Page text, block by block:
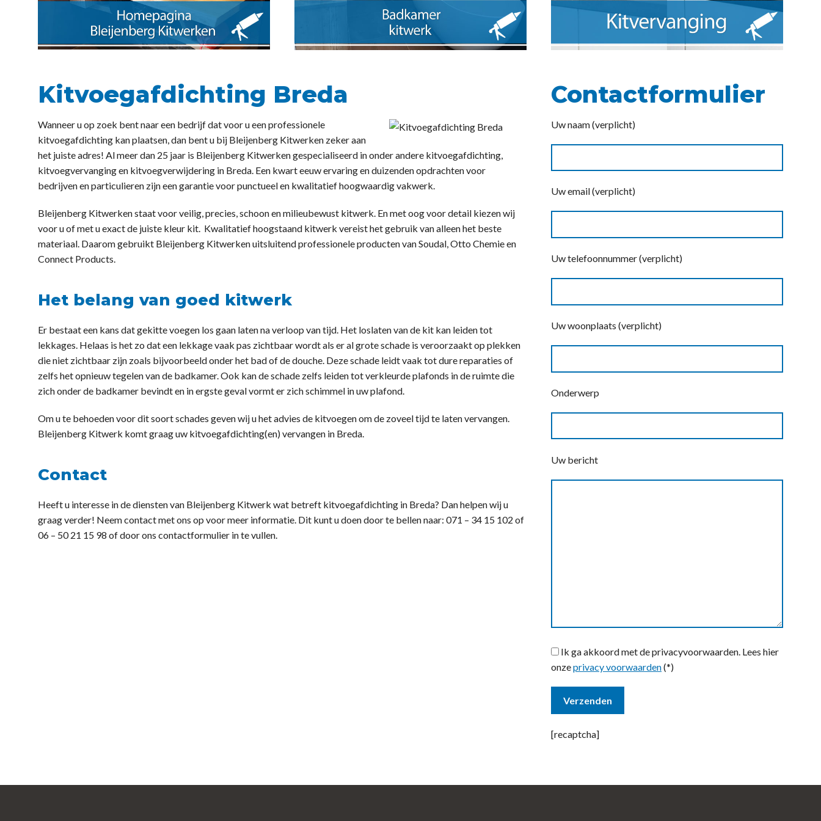
Kitvoegafdichting Breda
Wanneer u op zoek bent naar een bedrijf dat voor u een professionele
kitvoegafdichting kan plaatsen, dan bent u bij Bleijenberg Kitwerken zeker aan
het juiste adres! Al meer dan 25 jaar is Bleijenberg Kitwerken gespecialiseerd in onder andere kitvoegafdichting,
kitvoegvervanging en kitvoegverwijdering in Breda. Een kwart eeuw ervaring en duizenden opdrachten voor
bedrijven en particulieren zijn een garantie voor punctueel en kwalitatief hoogwaardig vakwerk.
Bleijenberg Kitwerken staat voor veilig, precies, schoon en milieubewust kitwerk. En met oog voor detail kiezen wij
voor u of met u exact de juiste kleur kit. Kwalitatief hoogstaand kitwerk vereist het gebruik van alleen het beste
materiaal. Daarom gebruikt Bleijenberg Kitwerken uitsluitend professionele producten van Soudal, Otto Chemie en
Connect Products.
Het belang van goed kitwerk
Er bestaat een kans dat gekitte voegen los gaan laten na verloop van tijd. Het loslaten van de kit kan leiden tot
lekkages. Helaas is het zo dat een lekkage vaak pas zichtbaar wordt als er al grote schade is veroorzaakt op plekken
die niet zichtbaar zijn zoals bijvoorbeeld onder het bad of de douche. Deze schade leidt vaak tot dure reparaties of
zelfs het opnieuw tegelen van de badkamer. Ook kan de schade zelfs leiden tot verkleurde plafonds in de ruimte die
zich onder de badkamer bevindt en in ergste geval vormt er zich schimmel in uw plafond.
Om u te behoeden voor dit soort schades geven wij u het advies de kitvoegen om de zoveel tijd te laten vervangen.
Bleijenberg Kitwerk komt graag uw kitvoegafdichting(en) vervangen in Breda.
Contact
Heeft u interesse in de diensten van Bleijenberg Kitwerk wat betreft kitvoegafdichting in Breda? Dan helpen wij u
graag verder! Neem contact met ons op voor meer informatie. Dit kunt u doen door te bellen naar: 071 – 34 15 102 of
06 – 50 21 15 98 of door ons contactformulier in te vullen.
Contactformulier
Uw naam (verplicht)
Uw email (verplicht)
Uw telefoonnummer (verplicht)
Uw woonplaats (verplicht)
Onderwerp
Uw bericht
Ik ga akkoord met de privacyvoorwaarden. Lees hier
onzeprivacy voorwaarden(*)
[recaptcha]